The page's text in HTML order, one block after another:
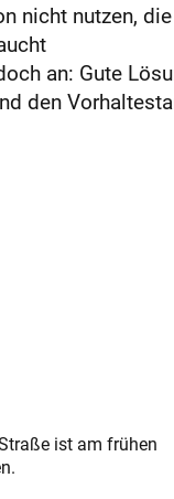
nicht nutzen,
an: Gute
den
ist am frühen